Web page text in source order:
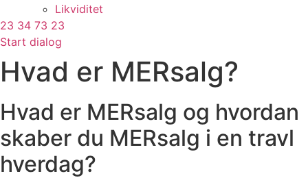
Likviditet
23 34 73 23
Start dialog
Hvad er MERsalg?
Hvad er MERsalg og hvordan
skaber du MERsalg i en travl
hverdag?